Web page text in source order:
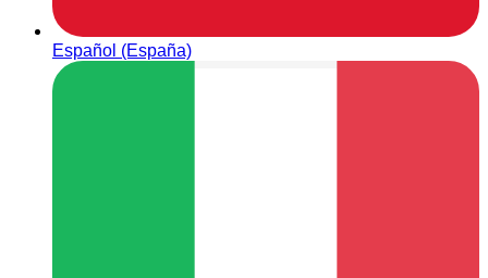
Español (España)